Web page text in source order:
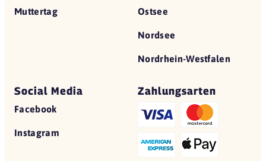
Muttertag Ostsee
Nordsee
Nordrhein-Westfalen
Social Media
Facebook
Instagram
Zahlungsarten